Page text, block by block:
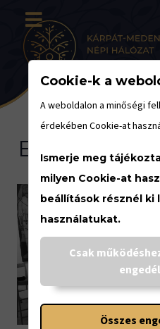
<
DECEMBER
9.
Cookie-k a
A weboldalon a minőségi
érdekében Cookie-at
Ismerje meg
milyen Cookie-at
beállítások résznél ki
használatukat.
Csak
Összes